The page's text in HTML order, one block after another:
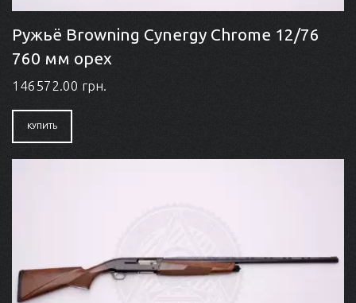
Ружьё Browning Cynergy Chrome 12/76
760 мм орех
146572.00 грн.
КУПИТЬ